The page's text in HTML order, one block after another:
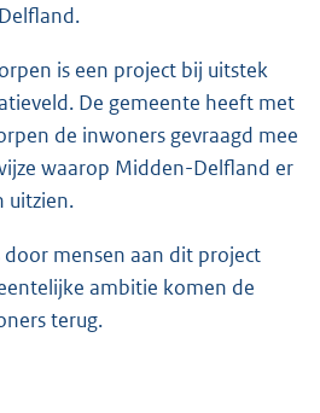
is een project bij uitstek
De gemeente heeft met
de inwoners gevraagd mee
waarop Midden-Delfland er
uitzien.
door mensen aan dit project
ambitie komen de
terug.